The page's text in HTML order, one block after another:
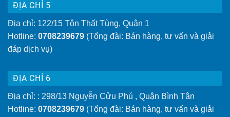
ĐỊA CHỈ 5
Địa chỉ: 122/15 Tôn Thất Tùng, Quận 1
Hotline: 0708239679 (Tổng đài: Bán hàng, tư vấn và giải
đáp dịch vụ)
ĐỊA CHỈ 6
Địa chỉ: : 298/13 Nguyễn Cửu Phú , Quận Bình Tân
Hotline: 0708239679 (Tổng đài: Bán hàng, tư vấn và giải